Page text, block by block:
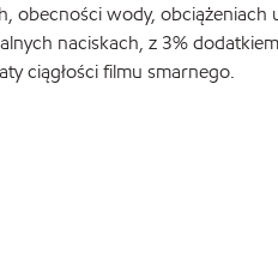
wody, obciążeniach
naciskach, z 3%
ciągłości filmu smarnego.